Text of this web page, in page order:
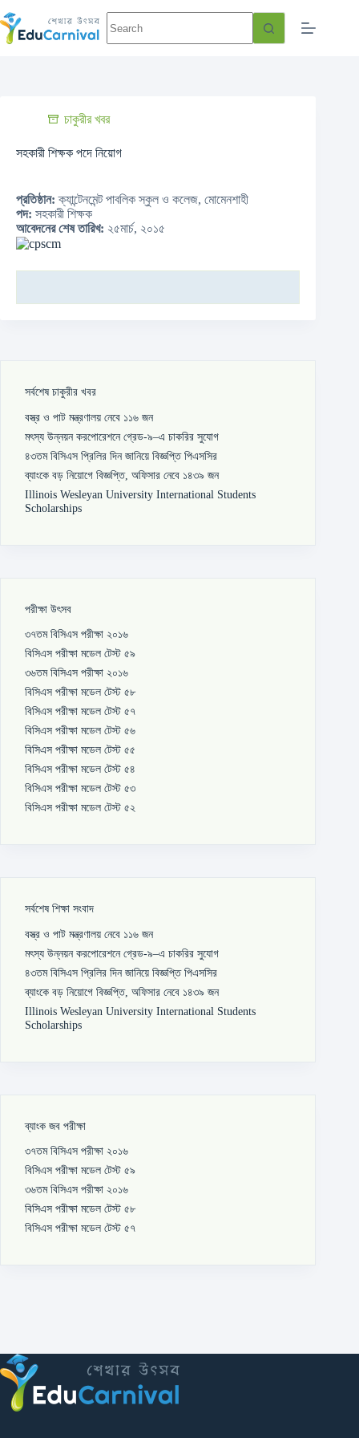
চাকুরীর খবর
সহকারী শিক্ষক পদে নিয়োগ
প্রতিষ্ঠান: ক্যান্টেনমেন্ট পাবলিক স্কুল ও কলেজ, মোমেনশাহী
পদ: সহকারী শিক্ষক
আবেদনের শেষ তারিখ: ২৫মার্চ, ২০১৫
সর্বশেষ চাকুরীর খবর
বস্ত্র ও পাট মন্ত্রণালয় নেবে ১১৬ জন
মৎস্য উন্নয়ন করপোরেশনে গ্রেড-৯–এ চাকরির সুযোগ
৪৩তম বিসিএস প্রিলির দিন জানিয়ে বিজ্ঞপ্তি পিএসসির
ব্যাংকে বড় নিয়োগে বিজ্ঞপ্তি, অফিসার নেবে ১৪৩৯ জন
Illinois Wesleyan University International Students
Scholarships
পরীক্ষা উৎসব
৩৭তম বিসিএস পরীক্ষা ২০১৬
বিসিএস পরীক্ষা মডেল টেস্ট ৫৯
৩৬তম বিসিএস পরীক্ষা ২০১৬
বিসিএস পরীক্ষা মডেল টেস্ট ৫৮
বিসিএস পরীক্ষা মডেল টেস্ট ৫৭
বিসিএস পরীক্ষা মডেল টেস্ট ৫৬
বিসিএস পরীক্ষা মডেল টেস্ট ৫৫
বিসিএস পরীক্ষা মডেল টেস্ট ৫৪
বিসিএস পরীক্ষা মডেল টেস্ট ৫৩
বিসিএস পরীক্ষা মডেল টেস্ট ৫২
সর্বশেষ শিক্ষা সংবাদ
বস্ত্র ও পাট মন্ত্রণালয় নেবে ১১৬ জন
মৎস্য উন্নয়ন করপোরেশনে গ্রেড-৯–এ চাকরির সুযোগ
৪৩তম বিসিএস প্রিলির দিন জানিয়ে বিজ্ঞপ্তি পিএসসির
ব্যাংকে বড় নিয়োগে বিজ্ঞপ্তি, অফিসার নেবে ১৪৩৯ জন
Illinois Wesleyan University International Students
Scholarships
ব্যাংক জব পরীক্ষা
৩৭তম বিসিএস পরীক্ষা ২০১৬
বিসিএস পরীক্ষা মডেল টেস্ট ৫৯
৩৬তম বিসিএস পরীক্ষা ২০১৬
বিসিএস পরীক্ষা মডেল টেস্ট ৫৮
বিসিএস পরীক্ষা মডেল টেস্ট ৫৭